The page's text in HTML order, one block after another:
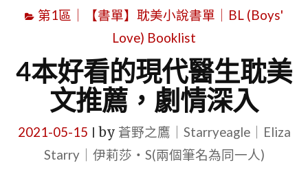
第1區｜【書單】耽美小說書單｜BL (Boys'
Love) Booklist
4本好看的現代醫生耽美
文推薦，劇情深入
2021-05-15 by 蒼野之鷹｜Starryeagle｜Eliza
Starry｜伊莉莎・S(兩個筆名為同一人)